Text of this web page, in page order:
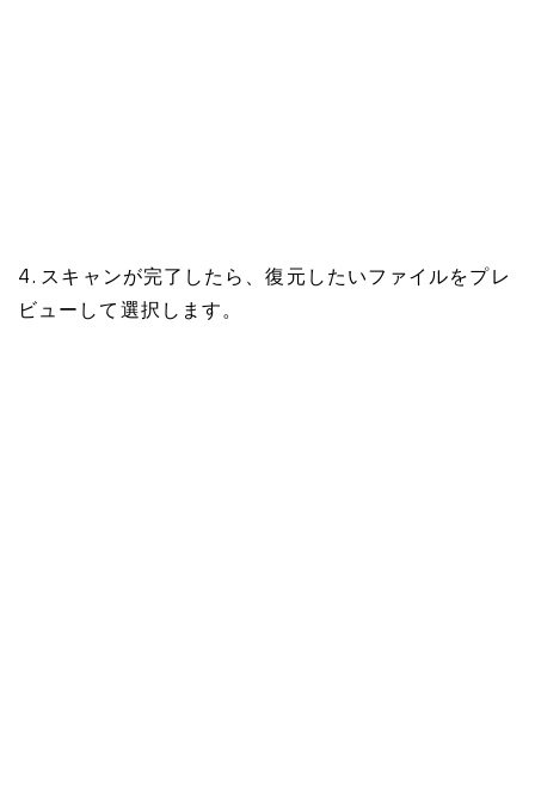
4. スキャンが完了したら、復元したいファイルをプレ
ビューして選択します。